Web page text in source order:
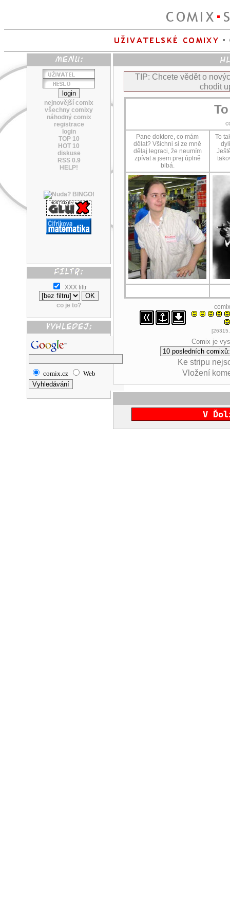
nejnovější comix
všechny comixy
náhodný comix
registrace
login
TOP 10
HOT 10
diskuse
RSS 0.9
HELP!
XXX filtr
co je to?
comix.cz Web
TIP: Chcete vědět o
chodit
Pane doktore, co mám
dělat? Všichni si ze mně
dělaj legraci, že neumím
zpívat a jsem prej úplně
blbá.
To
Comix je
Ke stripu
Vložení
V